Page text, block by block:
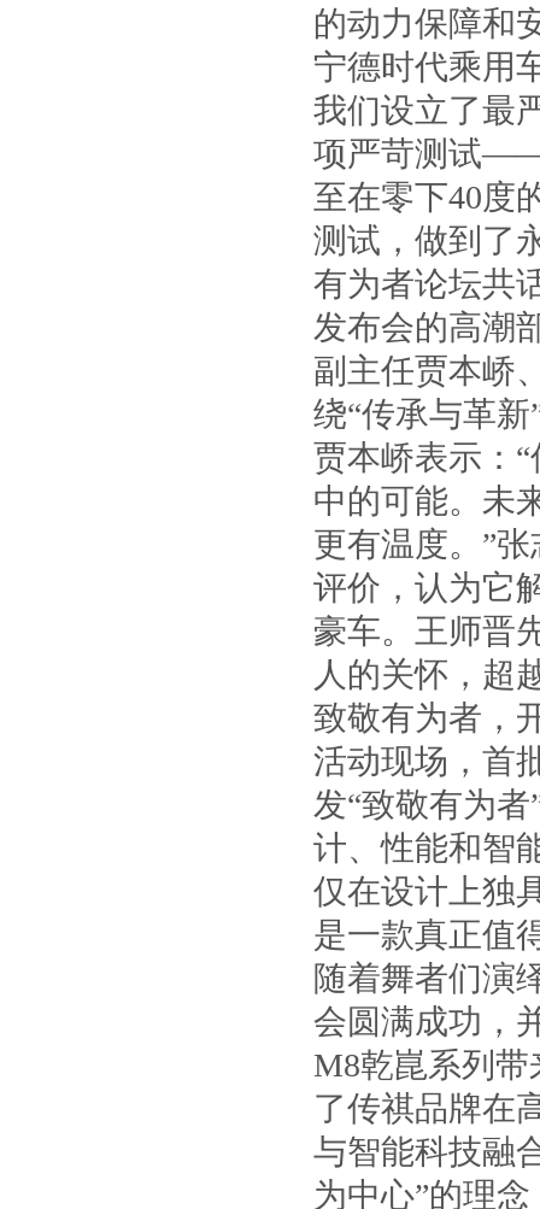
的动力保障和
宁德时代乘用
我们设立了最
项严苛测试——
至在零下40度
测试，做到了
有为者论坛共
发布会的高潮
副主任贾本峤
绕“传承与革
贾本峤表示：
中的可能。未
更有温度。”
评价，认为它
豪车。王师晋
人的关怀，超
致敬有为者，
活动现场，首
发“致敬有为
计、性能和智
仅在设计上独
是一款真正值
随着舞者们演
会圆满成功，
M8乾崑系列
了传祺品牌在
与智能科技融
为中心”的理